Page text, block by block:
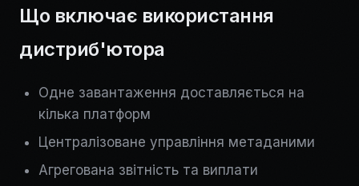
Що включає використання
дистриб'ютора
Одне завантаження доставляється на
кілька платформ
Централізоване управління метаданими
Агрегована звітність та виплати